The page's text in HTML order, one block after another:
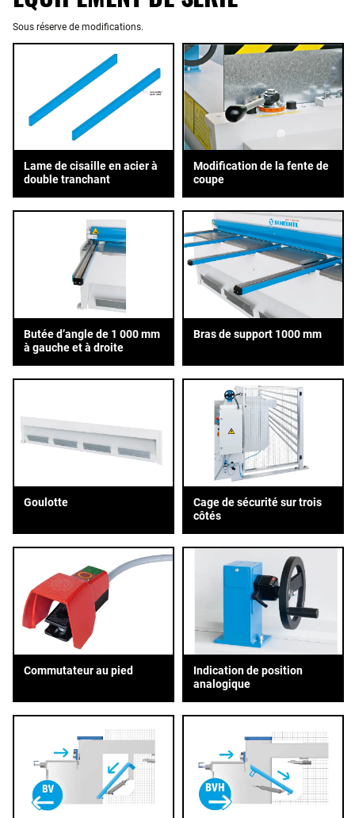
Sous réserve de modifications.
Lame de cisaille en acier à
double tranchant
Modification de la fente de
coupe
Butée d’angle de 1 000 mm
à gauche et à droite
Bras de support 1000 mm
Goulotte
Cage de sécurité sur trois
côtés
Commutateur au pied
Indication de position
analogique